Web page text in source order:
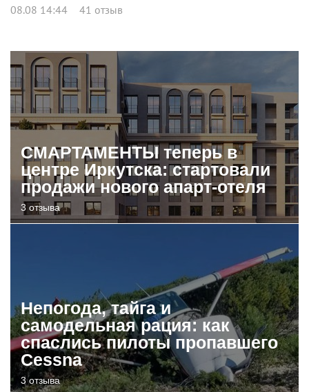
08.08 14:44 41 отзыв
СМАРТАМЕНТЫ теперь в
центре Иркутска: стартовали
продажи нового апарт-отеля
3 отзыва
Непогода, тайга и
самодельная рация: как
спаслись пилоты пропавшего
Cessna
3 отзыва